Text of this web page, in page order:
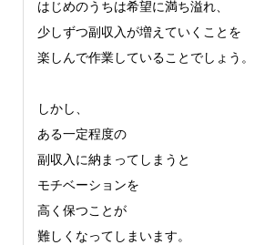
はじめのうちは希望に満ち溢れ、
少しずつ副収入が増えていくことを
楽しんで作業していることでしょう。
しかし、
ある一定程度の
副収入に納まってしまうと
モチベーションを
高く保つことが
難しくなってしまいます。